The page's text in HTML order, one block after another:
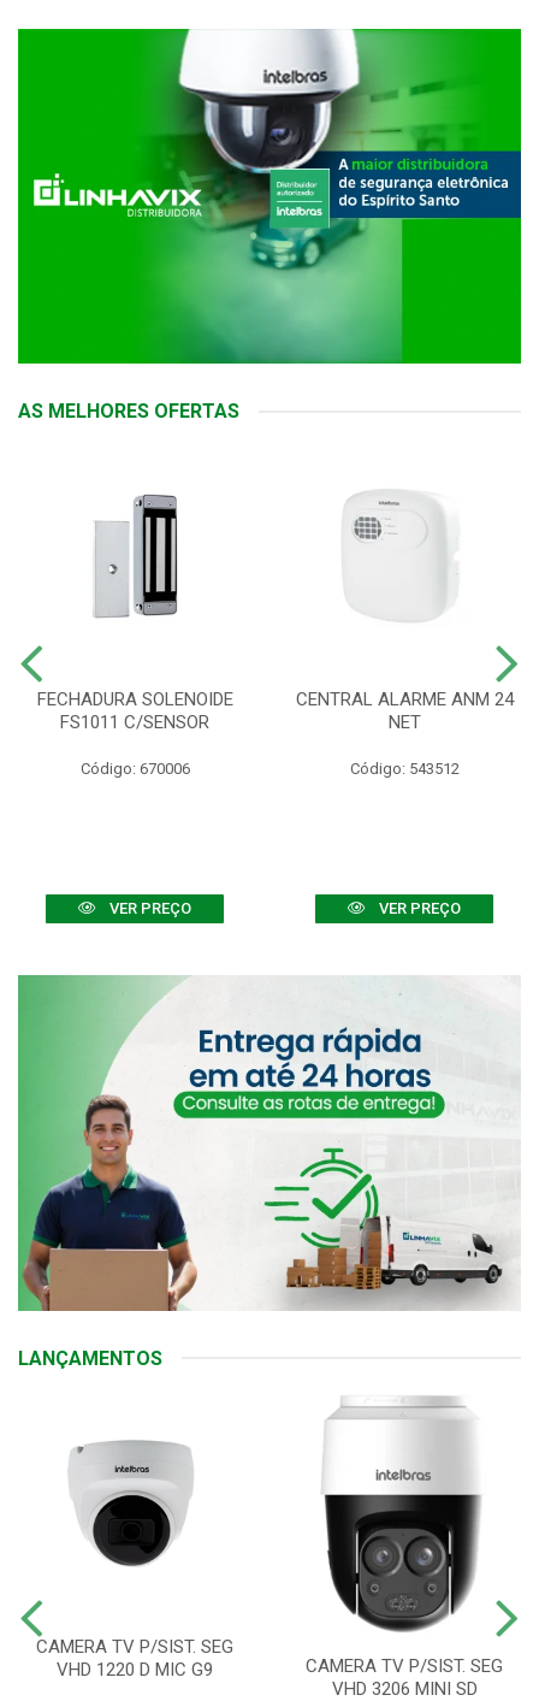
AS MELHORES OFERTAS
FECHADURA SOLENOIDE
FS1011 C/SENSOR
Código: 670006
VER PREÇO
CENTRAL ALARME ANM 24
NET
Código: 543512
VER PREÇO
LANÇAMENTOS
CAMERA TV P/SIST. SEG
VHD 1220 D MIC G9
CAMERA TV P/SIST. SEG
VHD 3206 MINI SD